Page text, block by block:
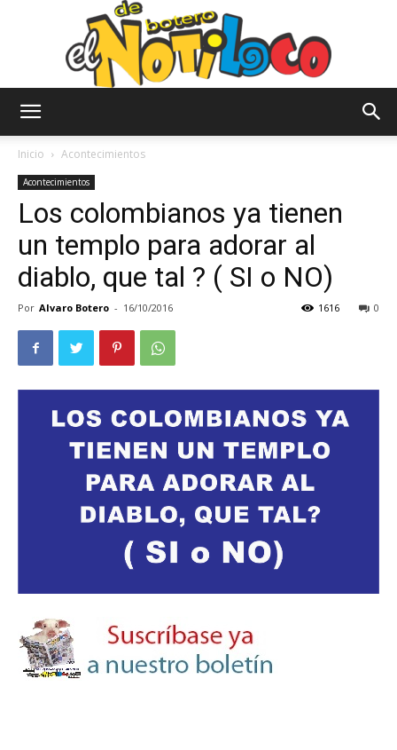
Notiloco
de
Inicio Acontecimientos
Acontecimientos
Los colombianos ya tienen
un templo para adorar al
diablo, que tal ? ( SI o NO)
Por Alvaro Botero - 16/10/2016 0
1616